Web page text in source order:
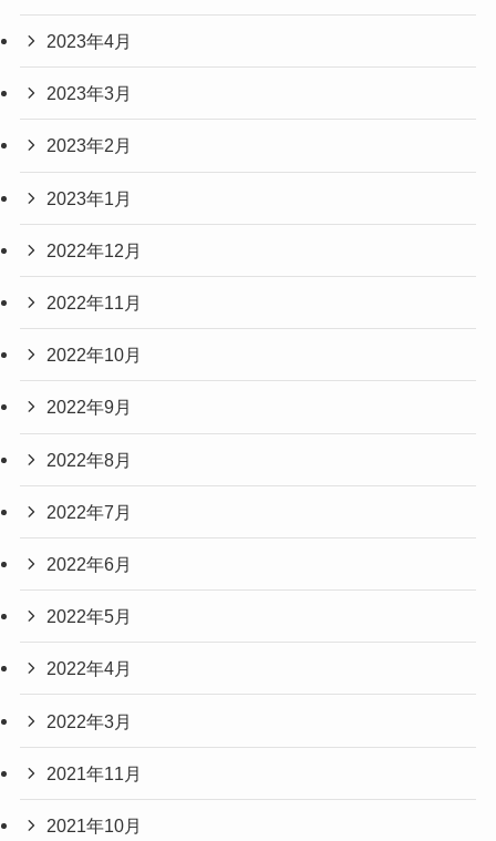
2023年4月
2023年3月
2023年2月
2023年1月
2022年12月
2022年11月
2022年10月
2022年9月
2022年8月
2022年7月
2022年6月
2022年5月
2022年4月
2022年3月
2021年11月
2021年10月